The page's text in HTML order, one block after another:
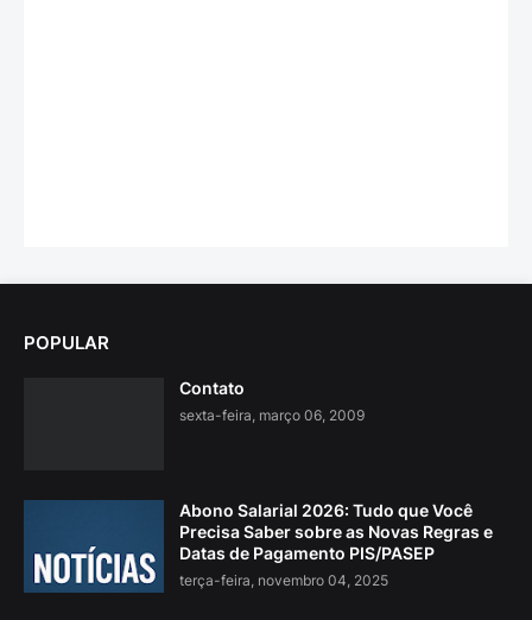
POPULAR
Contato
sexta-feira, março 06, 2009
Abono Salarial 2026: Tudo que Você
Precisa Saber sobre as Novas Regras e
Datas de Pagamento PIS/PASEP
terça-feira, novembro 04, 2025